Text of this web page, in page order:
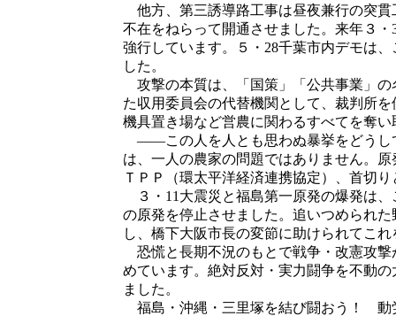
他方、第三誘導路工事は昼夜兼行の突貫
不在をねらって開通させました。来年３
強行しています。５・28千葉市内デモは
した。
攻撃の本質は、「国策」「公共事業」の
た収用委員会の代替機関として、裁判
機具置き場など営農に関わるすべてを奪
――この人を人とも思わぬ暴挙をどうし
は、一人の農家の問題ではありません。
ＴＰＰ（環太平洋経済連携協定）、首切
３・11大震災と福島第一原発の爆発は
の原発を停止させました。追いつめられ
し、橋下大阪市長の変節に助けられてこ
恐慌と長期不況のもとで戦争・改憲攻撃
めています。絶対反対・実力闘争を不動
ました。
福島・沖縄・三里塚を結び闘おう！ 動